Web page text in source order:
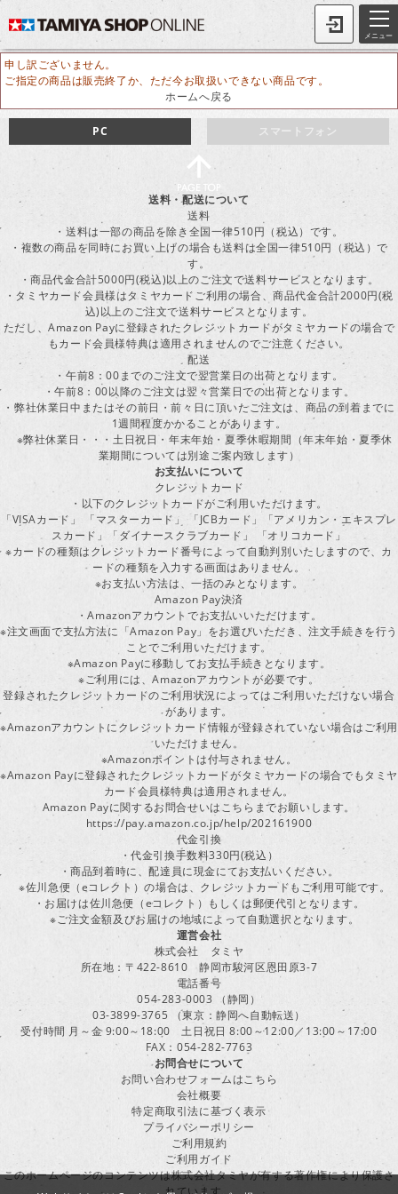
メニュー
申し訳ございません。
ご指定の商品は販売終了か、ただ今お取扱いできない商品です。
ホームへ戻る
スマートフォン
PC
送料・配送について
送料
・送料は一部の商品を除き全国一律510円（税込）です。
・複数の商品を同時にお買い上げの場合も送料は全国一律510円（税込）で
す。
・商品代金合計5000円(税込)以上のご注文で送料サービスとなります。
・タミヤカード会員様はタミヤカードご利用の場合、商品代金合計2000円(税
込)以上のご注文で送料サービスとなります。
ただし、Amazon Payに登録されたクレジットカードがタミヤカードの場合で
もカード会員様特典は適用されませんのでご注意ください。
配送
・午前8：00までのご注文で翌営業日の出荷となります。
・午前8：00以降のご注文は翌々営業日での出荷となります。
・弊社休業日中またはその前日・前々日に頂いたご注文は、商品の到着までに
1週間程度かかることがあります。
※弊社休業日・・・土日祝日・年末年始・夏季休暇期間（年末年始・夏季休
業期間については別途ご案内致します）
お支払いについて
クレジットカード
・以下のクレジットカードがご利用いただけます。
「VISAカード」 「マスターカード」 「JCBカード」「アメリカン・エキスプレ
スカード」「ダイナースクラブカード」 「オリコカード」
※カードの種類はクレジットカード番号によって自動判別いたしますので、カ
ードの種類を入力する画面はありません。
※お支払い方法は、一括のみとなります。
Amazon Pay決済
・Amazonアカウントでお支払いいただけます。
※注文画面で支払方法に「Amazon Pay」をお選びいただき、注文手続きを行う
ことでご利用いただけます。
※Amazon Payに移動してお支払手続きとなります。
※ご利用には、Amazonアカウントが必要です。
登録されたクレジットカードのご利用状況によってはご利用いただけない場合
があります。
※Amazonアカウントにクレジットカード情報が登録されていない場合はご利用
いただけません。
※Amazonポイントは付与されません。
※Amazon Payに登録されたクレジットカードがタミヤカードの場合でもタミヤ
カード会員様特典は適用されません。
Amazon Payに関するお問合せいはこちらまでお願いします。
https://pay.amazon.co.jp/help/202161900
代金引換
・代金引換手数料330円(税込）
・商品到着時に、配達員に現金にてお支払いください。
※佐川急便（eコレクト）の場合は、クレジットカードもご利用可能です。
・お届けは佐川急便（eコレクト）もしくは郵便代引となります。
※ご注文金額及びお届けの地域によって自動選択となります。
運営会社
株式会社 タミヤ
所在地：〒422-8610 静岡市駿河区恩田原3-7
電話番号
054-283-0003 （静岡）
03-3899-3765 （東京：静岡へ自動転送）
受付時間 月～金 9:00～18:00 土日祝日 8:00～12:00／13:00～17:00
FAX：054-282-7763
お問合せについて
お問い合わせフォームはこちら
会社概要
特定商取引法に基づく表示
プライバシーポリシー
ご利用規約
ご利用ガイド
このホームページのコンテンツは株式会社タミヤが有する著作権により保護さ
れています。